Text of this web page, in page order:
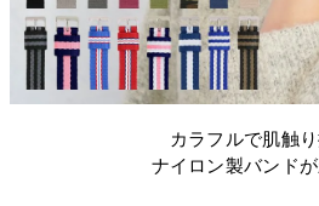
カラフルで肌触
ナイロン製バンドが